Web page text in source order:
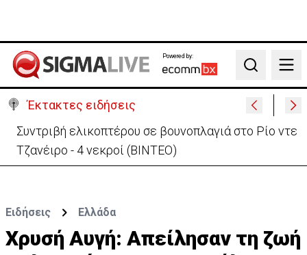
Powered by:
Search
Έκτακτες ειδήσεις
Στις φλόγες όχημα δίπλα σε χωράφι στη Λάρνακα -
Πρόλαβαν τα χειρότερα
Ειδήσεις Ελλάδα
Χρυσή Αυγή: Απείλησαν τη ζωή